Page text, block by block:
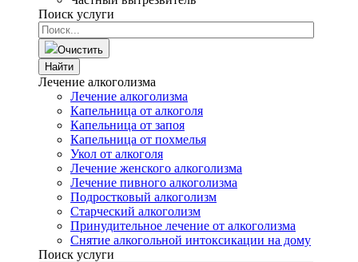
Поиск услуги
Очистить
Найти
Лечение алкоголизма
Лечение алкоголизма
Капельница от алкоголя
Капельница от запоя
Капельница от похмелья
Укол от алкоголя
Лечение женского алкоголизма
Лечение пивного алкоголизма
Подростковый алкоголизм
Старческий алкоголизм
Принудительное лечение от алкоголизма
Снятие алкогольной интоксикации на дому
Поиск услуги